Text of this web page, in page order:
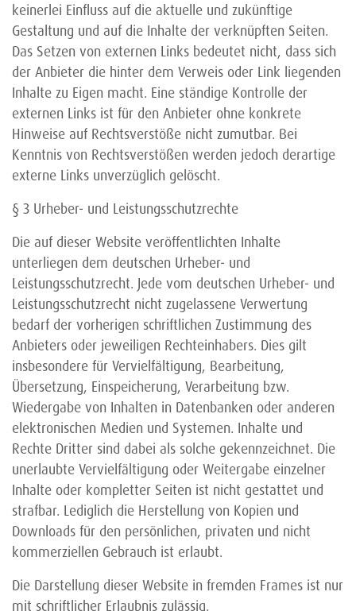
keinerlei Einfluss auf die aktuelle und zukünftige
Gestaltung und auf die Inhalte der verknüpften Seiten.
Das Setzen von externen Links bedeutet nicht, dass sich
der Anbieter die hinter dem Verweis oder Link liegenden
Inhalte zu Eigen macht. Eine ständige Kontrolle der
externen Links ist für den Anbieter ohne konkrete
Hinweise auf Rechtsverstöße nicht zumutbar. Bei
Kenntnis von Rechtsverstößen werden jedoch derartige
externe Links unverzüglich gelöscht.
§ 3 Urheber- und Leistungsschutzrechte
Die auf dieser Website veröffentlichten Inhalte
unterliegen dem deutschen Urheber- und
Leistungsschutzrecht. Jede vom deutschen Urheber- und
Leistungsschutzrecht nicht zugelassene Verwertung
bedarf der vorherigen schriftlichen Zustimmung des
Anbieters oder jeweiligen Rechteinhabers. Dies gilt
insbesondere für Vervielfältigung, Bearbeitung,
Übersetzung, Einspeicherung, Verarbeitung bzw.
Wiedergabe von Inhalten in Datenbanken oder anderen
elektronischen Medien und Systemen. Inhalte und
Rechte Dritter sind dabei als solche gekennzeichnet. Die
unerlaubte Vervielfältigung oder Weitergabe einzelner
Inhalte oder kompletter Seiten ist nicht gestattet und
strafbar. Lediglich die Herstellung von Kopien und
Downloads für den persönlichen, privaten und nicht
kommerziellen Gebrauch ist erlaubt.
Die Darstellung dieser Website in fremden Frames ist nur
mit schriftlicher Erlaubnis zulässig.